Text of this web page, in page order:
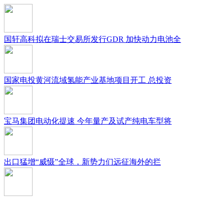
国轩高科拟在瑞士交易所发行GDR 加快动力电池全
国家电投黄河流域氢能产业基地项目开工 总投资
宝马集团电动化提速 今年量产及试产纯电车型将
出口猛增“威慑”全球，新势力们远征海外的拦